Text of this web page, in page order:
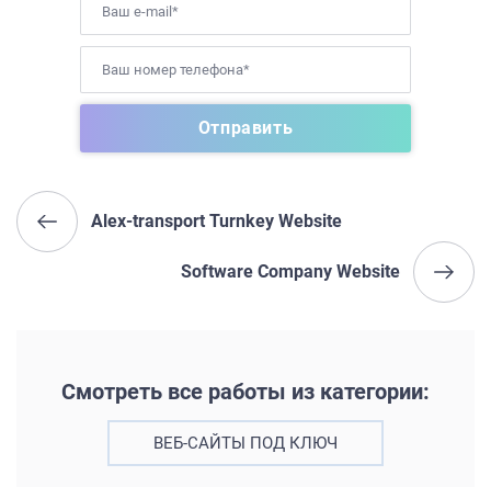
Alex-transport Turnkey Website
Software Company Website
Смотреть все работы из категории:
ВЕБ-САЙТЫ ПОД КЛЮЧ